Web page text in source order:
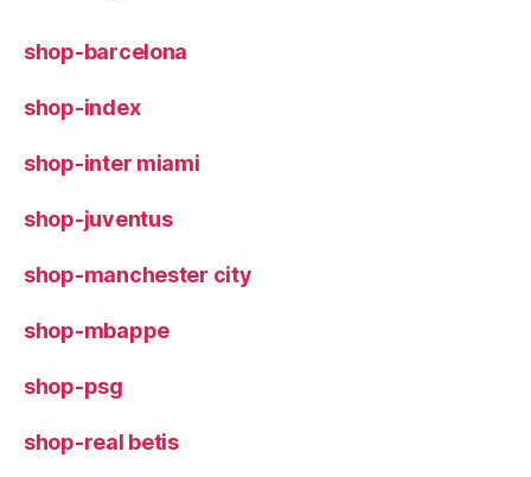
shop-barcelona
shop-index
shop-inter miami
shop-juventus
shop-manchester city
shop-mbappe
shop-psg
shop-real betis